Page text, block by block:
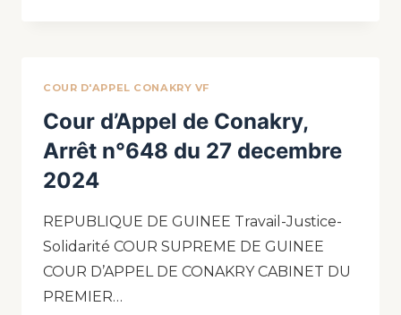
COUR D'APPEL CONAKRY VF
Cour d’Appel de Conakry,
Arrêt n°648 du 27 decembre
2024
REPUBLIQUE DE GUINEE Travail-Justice-
Solidarité COUR SUPREME DE GUINEE
COUR D’APPEL DE CONAKRY CABINET DU
PREMIER…